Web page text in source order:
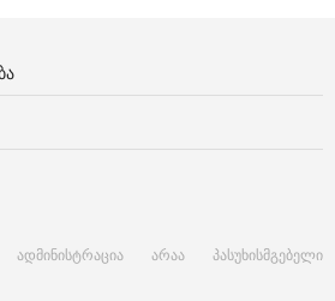
არაა პასუხისმგებელი